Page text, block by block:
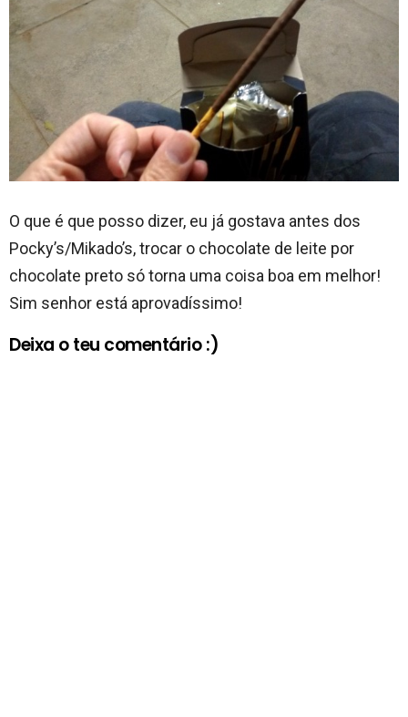
O que é que posso dizer, eu já gostava antes dos
Pocky’s/Mikado’s, trocar o chocolate de leite por
chocolate preto só torna uma coisa boa em melhor!
Sim senhor está aprovadíssimo!
Deixa o teu comentário :)